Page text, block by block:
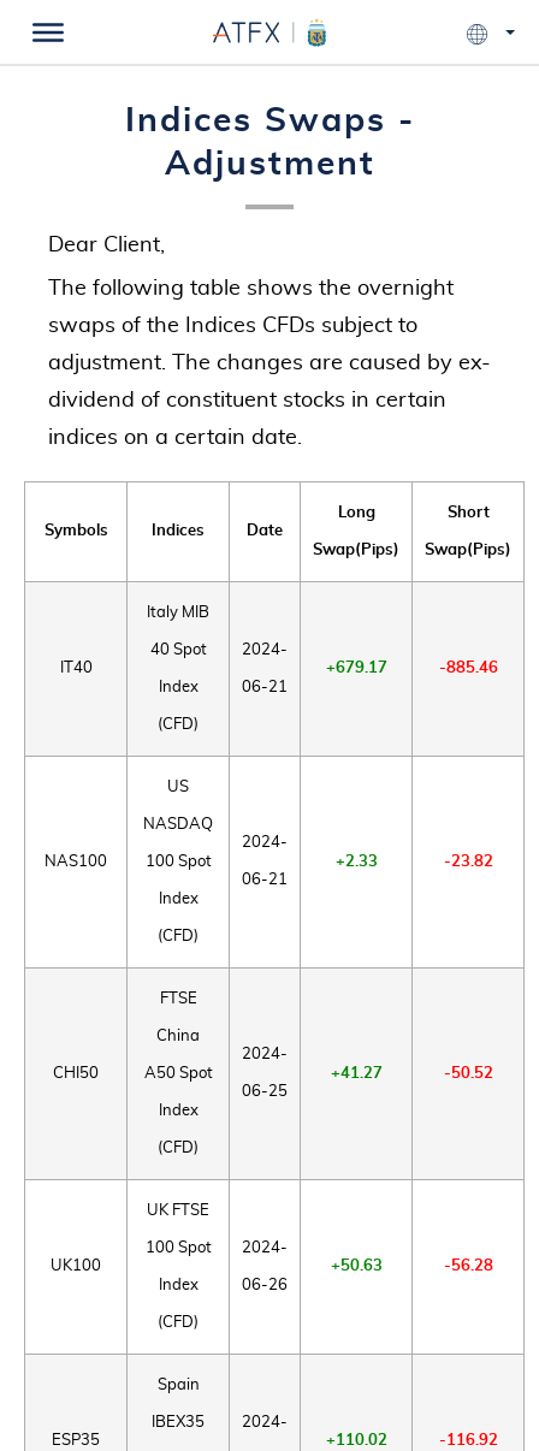
Indices Swaps -
Adjustment
Dear Client,
The following table shows the overnight
swaps of the Indices CFDs subject to
adjustment. The changes are caused by ex-
dividend of constituent stocks in certain
indices on a certain date.
Symbols Indices Date
Long
Swap(Pips)
Short
Swap(Pips)
IT40
Italy MIB
40 Spot
Index
(CFD)
2024-
06-21
+679.17 -885.46
NAS100
US
NASDAQ
100 Spot
Index
(CFD)
2024-
06-21
+2.33 -23.82
CHI50
FTSE
China
A50 Spot
Index
(CFD)
2024-
06-25
+41.27 -50.52
UK100
UK FTSE
100 Spot
Index
(CFD)
2024-
06-26
+50.63 -56.28
ESP35
Spain
IBEX35 2024-
+110.02 -116.92